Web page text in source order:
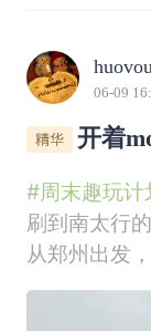
06-09
开着
#周末趣玩计
刷到南太行
从郑州出发
高速，一个
这，必须夸